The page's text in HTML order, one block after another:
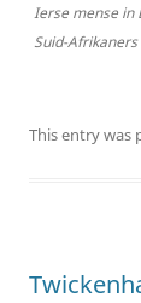
Ierse mense in
Suid-
This entry was